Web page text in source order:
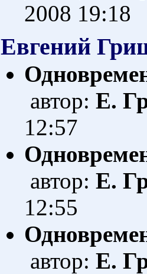
2008 19:18
Евгений
автор: Е.
12:57
автор: Е.
12:55
автор: Е.